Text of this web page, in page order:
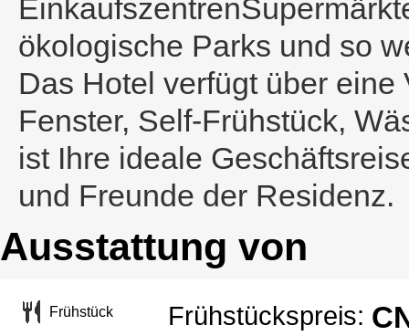
ökologische Parks und so
Das Hotel verfügt über
Fenster, Self-Frühstück,
ist Ihre ideale
und Freunde der Residenz.
Ausstattung von
Frühstück Frühstückspreis: